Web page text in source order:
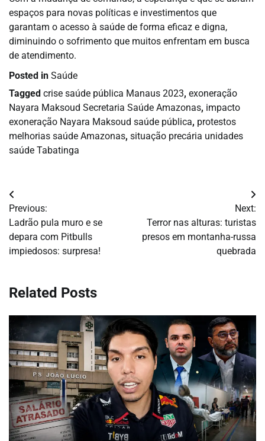
espaços para novas políticas e investimentos que
garantam o acesso à saúde de forma eficaz e digna,
diminuindo o sofrimento que muitos enfrentam em busca
de atendimento.
Posted in Saúde
Tagged crise saúde pública Manaus 2023, exoneração
Nayara Maksoud Secretaria Saúde Amazonas, impacto
exoneração Nayara Maksoud saúde pública, protestos
melhorias saúde Amazonas, situação precária unidades
saúde Tabatinga
Navegação
de
Post
Previous:
Ladrão pula muro e se
depara com Pitbulls
impiedosos: surpresa!
Next:
Terror nas alturas: turistas
presos em montanha-russa
quebrada
Related Posts